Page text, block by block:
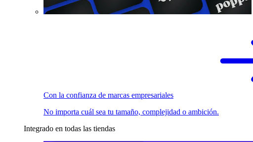
Con la confianza de marcas empresariales
No importa cuál sea tu tamaño, complejidad o ambición.
Integrado en todas las tiendas